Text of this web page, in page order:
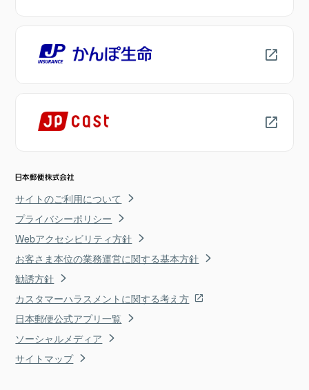
サイトのご利用について
プライバシーポリシー
Webアクセシビリティ方針
お客さま本位の業務運営に関する基本方針
勧誘方針
カスタマーハラスメントに関する考え方
日本郵便公式アプリ一覧
ソーシャルメディア
サイトマップ